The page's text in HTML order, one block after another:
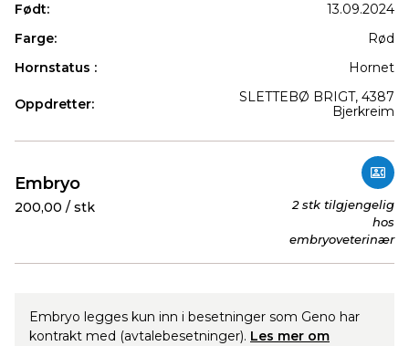
Født:
13.09.2024
Farge:
Rød
Hornstatus :
Hornet
Oppdretter:
SLETTEBØ BRIGT, 4387
Bjerkreim
Embryo
200,00 / stk
2 stk tilgjengelig
hos
embryoveterinær
Embryo legges kun inn i besetninger som Geno har
kontrakt med (avtalebesetninger). Les mer om